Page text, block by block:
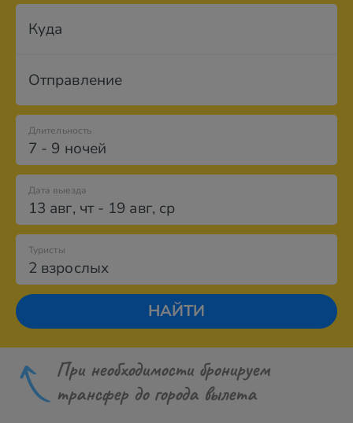
Куда
Отправление
7 - 9 ночей
Длительность
Дата выезда
13 авг, чт- 19 авг, ср
2 взрослых
Туристы
НАЙТИ
При необходимости бронируем
трансфер до города вылета